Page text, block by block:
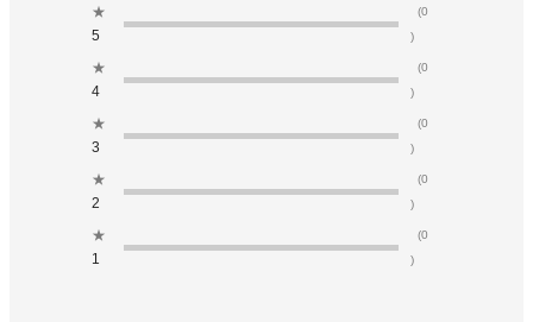
★
5
(0
)
★
4
(0
)
★
3
(0
)
★
2
(0
)
★
1
(0
)